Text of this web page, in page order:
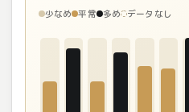
少なめ 平常 多め データなし